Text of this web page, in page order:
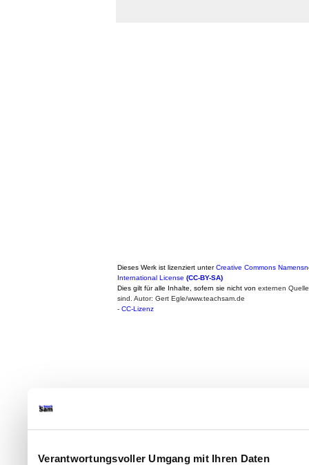
Verantwortungsvoller Umgang mit Ihren Daten
Dieses Werk ist lizenziert unterCreative Commons
International License (CC-BY-SA)
Dies gilt für alle Inhalte, sofern sie nicht von externen
sind. Autor: Gert Egle/www.teachsam.de
- CC-Lizenz